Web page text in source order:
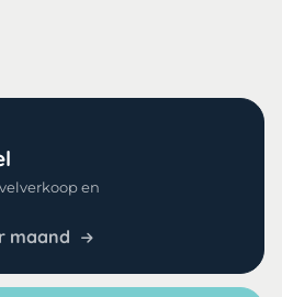
en
maand